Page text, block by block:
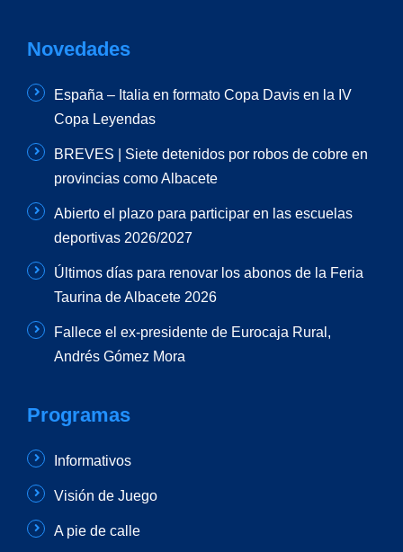
Novedades
España – Italia en formato Copa Davis en la IV
Copa Leyendas
BREVES | Siete detenidos por robos de cobre en
provincias como Albacete
Abierto el plazo para participar en las escuelas
deportivas 2026/2027
Últimos días para renovar los abonos de la Feria
Taurina de Albacete 2026
Fallece el ex-presidente de Eurocaja Rural,
Andrés Gómez Mora
Programas
Informativos
Visión de Juego
A pie de calle